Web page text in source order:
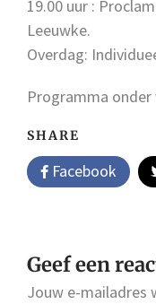
19.00 uur :
Leeuwke.
Overdag:
Programma
SHARE
Facebook
Geef een
Jouw e-mailadres